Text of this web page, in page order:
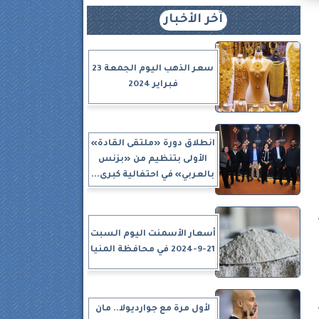
آخر الأخبار
سعر الذهب اليوم الجمعة 23
فبراير 2024
انطلاق دورة «ملتقى القادة»
الأولى بتنظيم من «بزنس
بالعربي» في احتفالية كبرى...
أسعار الأسمنت اليوم السبت
21-9-2024 في محافظة المنيا
لأول مرة مع جوارديولا.. مان